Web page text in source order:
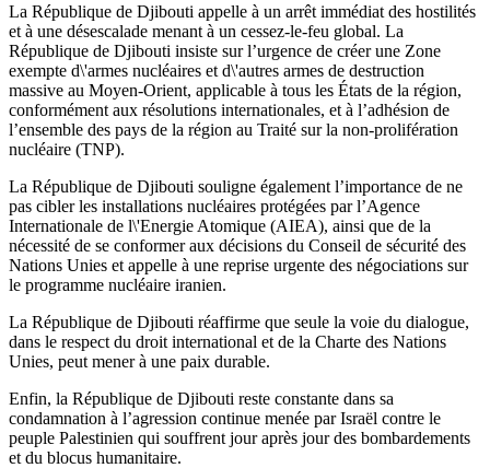
La République de Djibouti appelle à un arrêt immédiat des hostilités
et à une désescalade menant à un cessez-le-feu global. La
République de Djibouti insiste sur l’urgence de créer une Zone
exempte d\'armes nucléaires et d\'autres armes de destruction
massive au Moyen-Orient, applicable à tous les États de la région,
conformément aux résolutions internationales, et à l’adhésion de
l’ensemble des pays de la région au Traité sur la non-prolifération
nucléaire (TNP).
La République de Djibouti souligne également l’importance de ne
pas cibler les installations nucléaires protégées par l’Agence
Internationale de l\'Energie Atomique (AIEA), ainsi que de la
nécessité de se conformer aux décisions du Conseil de sécurité des
Nations Unies et appelle à une reprise urgente des négociations sur
le programme nucléaire iranien.
La République de Djibouti réaffirme que seule la voie du dialogue,
dans le respect du droit international et de la Charte des Nations
Unies, peut mener à une paix durable.
Enfin, la République de Djibouti reste constante dans sa
condamnation à l’agression continue menée par Israël contre le
peuple Palestinien qui souffrent jour après jour des bombardements
et du blocus humanitaire.